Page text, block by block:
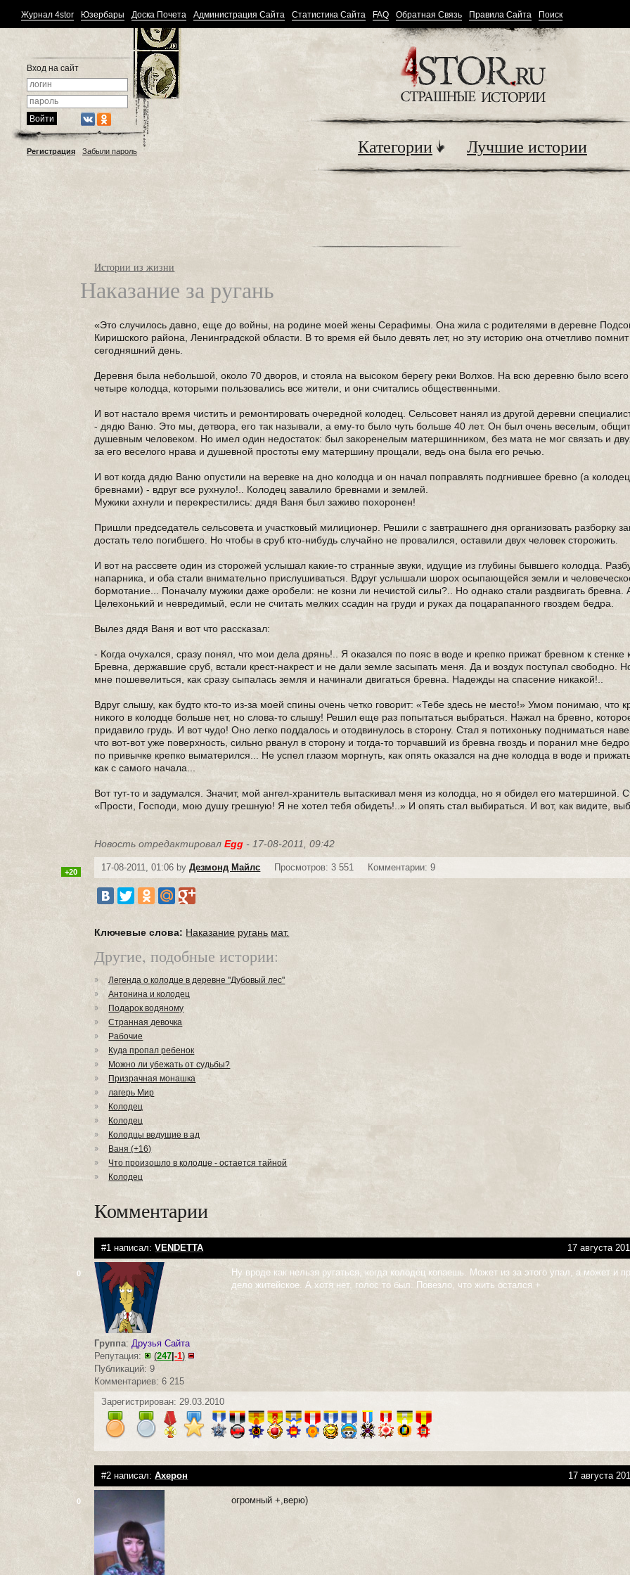
Журнал 4stor Юзербары Доска Почета Администрация Сайта Статистика Сайта FAQ Обратная Связь Правила Сайта Поиск
Вход на сайт
Регистрация Забыли пароль Категории Лучшие истории
Истории из жизни
Наказание за ругань
«Это случилось давно, еще до войны, на родине моей жены Серафимы. Она жила с родителями в деревне
Киришского района, Ленинградской области. В то время ей было девять лет, но эту историю она отчетливо
сегодняшний день.
Деревня была небольшой, около 70 дворов, и стояла на высоком берегу реки Волхов. На всю деревню было
четыре колодца, которыми пользовались все жители, и они считались общественными.
И вот настало время чистить и ремонтировать очередной колодец. Сельсовет нанял из другой деревни
- дядю Ваню. Это мы, детвора, его так называли, а ему-то было чуть больше 40 лет. Он был очень веселым,
душевным человеком. Но имел один недостаток: был закоренелым матершинником, без мата не мог связать и
за его веселого нрава и душевной простоты ему матершину прощали, ведь она была его речью.
И вот когда дядю Ваню опустили на веревке на дно колодца и он начал поправлять подгнившее бревно (а
бревнами) - вдруг все рухнуло!.. Колодец завалило бревнами и землей.
Мужики ахнули и перекрестились: дядя Ваня был заживо похоронен!
Пришли председатель сельсовета и участковый милиционер. Решили с завтрашнего дня организовать разборку
достать тело погибшего. Но чтобы в сруб кто-нибудь случайно не провалился, оставили двух человек сторожить.
И вот на рассвете один из сторожей услышал какие-то странные звуки, идущие из глубины бывшего колодца.
напарника, и оба стали внимательно прислушиваться. Вдруг услышали шорох осыпающейся земли и
бормотание... Поначалу мужики даже оробели: не козни ли нечистой силы?.. Но однако стали раздвигать бревна.
Целехонький и невредимый, если не считать мелких ссадин на груди и руках да поцарапанного гвоздем бедра.
Вылез дядя Ваня и вот что рассказал:
- Когда очухался, сразу понял, что мои дела дрянь!.. Я оказался по пояс в воде и крепко прижат бревном к стенке
Бревна, державшие сруб, встали крест-накрест и не дали земле засыпать меня. Да и воздух поступал свободно.
мне пошевелиться, как сразу сыпалась земля и начинали двигаться бревна. Надежды на спасение никакой!..
Вдруг слышу, как будто кто-то из-за моей спины очень четко говорит: «Тебе здесь не место!» Умом понимаю, что
никого в колодце больше нет, но слова-то слышу! Решил еще раз попытаться выбраться. Нажал на бревно,
придавило грудь. И вот чудо! Оно легко поддалось и отодвинулось в сторону. Стал я потихоньку подниматься
что вот-вот уже поверхность, сильно рванул в сторону и тогда-то торчавший из бревна гвоздь и поранил мне
по привычке крепко выматерился... Не успел глазом моргнуть, как опять оказался на дне колодца в воде и
как с самого начала...
Вот тут-то и задумался. Значит, мой ангел-хранитель вытаскивал меня из колодца, но я обидел его матершиной.
«Прости, Господи, мою душу грешную! Я не хотел тебя обидеть!..» И опять стал выбираться. И вот, как видите,
Новость отредактировалEgg - 17-08-2011, 09:42
17-08-2011, 01:06 byДезмонд Майлс Просмотров: 3 551 Комментарии: 9
+20
Ключевые слова: Наказание ругань мат.
Другие, подобные истории:
Легенда о колодце в деревне "Дубовый лес"
Антонина и колодец
Подарок водяному
Странная девочка
Рабочие
Куда пропал ребенок
Можно ли убежать от судьбы?
Призрачная монашка
лагерь Мир
Колодец
Колодец
Колодцы ведущие в ад
Ваня (+16)
Что произошло в колодце - остается тайной
Колодец
Комментарии
#1 написал:VENDETTA 17 августа
0
Группа: Друзья Сайта
Репутация:
(247 |-1)
Публикаций: 9
Комментариев: 6 215
Ну вроде как нельзя ругаться, когда колодец копаешь. Может из за этого упал, а может и
дело житейское. А хотя нет, голос то был. Повезло, что жить остался +
Зарегистрирован: 29.03.2010
#2 написал:Ахерон 17 августа
0 огромный +,верю)